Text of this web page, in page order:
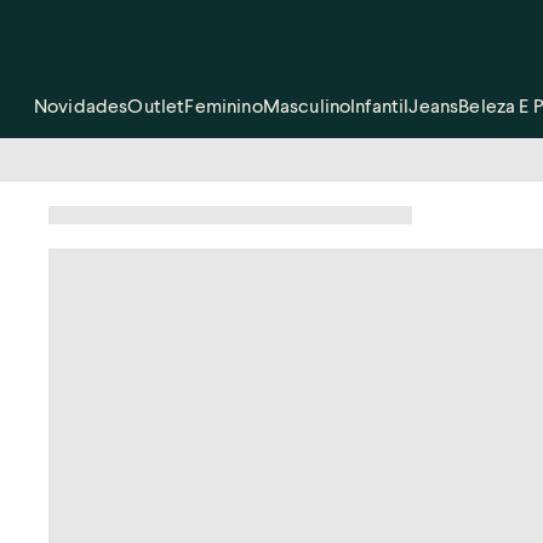
NovidadesOutletFemininoMasculinoInfantilJeansBeleza E